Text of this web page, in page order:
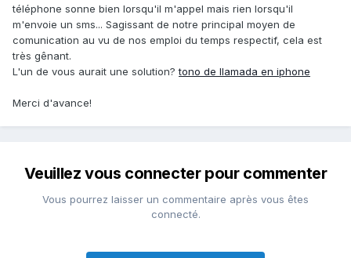
téléphone sonne bien lorsqu'il m'appel mais rien lorsqu'il
m'envoie un sms... Sagissant de notre principal moyen de
comunication au vu de nos emploi du temps respectif, cela est
très gênant.
L'un de vous aurait une solution?tono de llamada en iphone
Merci d'avance!
Veuillez vous connecter pour commenter
Vous pourrez laisser un commentaire après vous êtes
connecté.